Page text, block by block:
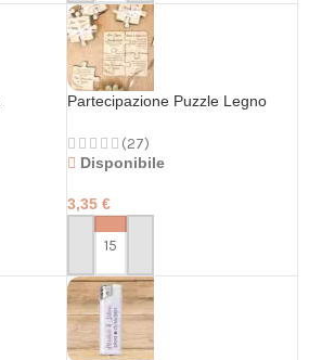
Partecipazione Puzzle Legno
(27)
Disponibile
3,35 €
PERSONALIZZA